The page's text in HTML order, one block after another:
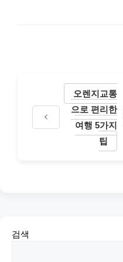
오렌지교통
으로 편리한
여행 5가지
팁
검색